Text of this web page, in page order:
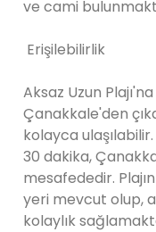
ve cami
Erişilebilirlik
Aksaz Uzun
Çanakkale'den
kolayca
30 dakika,
mesafededir.
yeri mevcut olup,
kolaylık